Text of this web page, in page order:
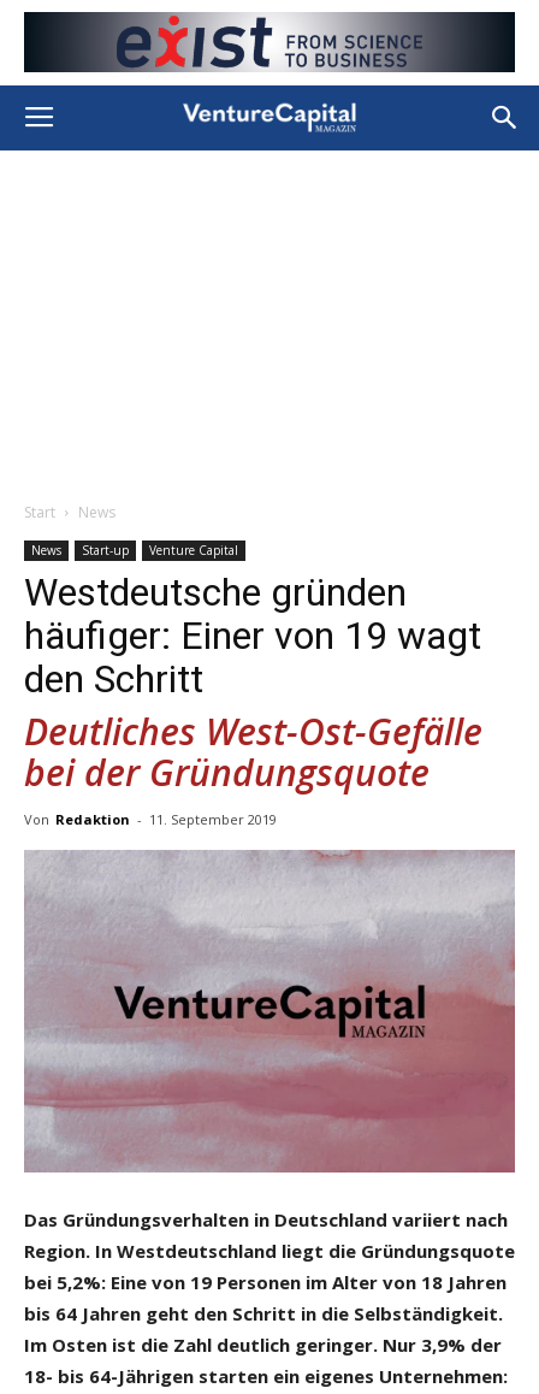
Start News
News Start-up Venture Capital
Westdeutsche gründen
häufiger: Einer von 19 wagt
den Schritt
Deutliches West-Ost-Gefälle
bei der Gründungsquote
Von Redaktion - 11. September 2019
Das Gründungsverhalten in Deutschland variiert nach
Region. In Westdeutschland liegt die Gründungsquote
bei 5,2%: Eine von 19 Personen im Alter von 18 Jahren
bis 64 Jahren geht den Schritt in die Selbständigkeit.
Im Osten ist die Zahl deutlich geringer. Nur 3,9% der
18- bis 64-Jährigen starten ein eigenes Unternehmen: